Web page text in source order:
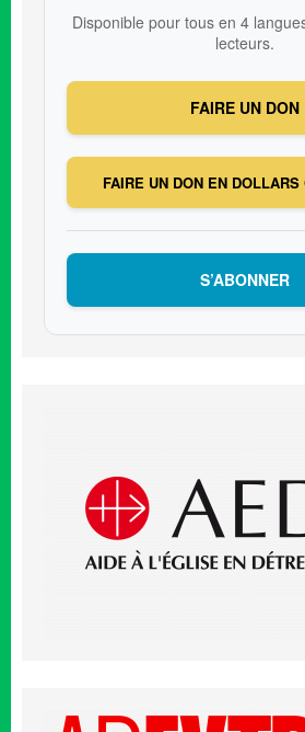
Disponible pour tous en 4
lecteurs.
FAIRE UN DON
FAIRE UN DON EN
S’ABONNER